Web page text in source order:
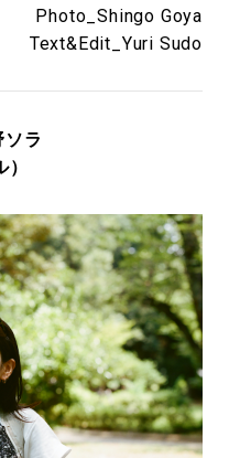
Photo_Shingo Goya
Text&Edit_Yuri Sudo
ラ
）